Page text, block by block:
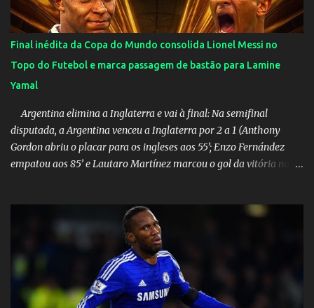
capital do Amazonas. "Fui até o local onde seria o show, divulguei
e no dia seguinte foi feita a live que eu não pude ir, porque estava
me sentindo mal", explicou Huma. A notícia da separação de
Gusttavo Lima e Andressa Suita foi divulgada no dia 9 de outubro.
A relação chegou ao fim após cinco anos e houve rumores de uma
suposta traição do canto...
Final inédita da Copa do Mundo consolida Lionel Messi no
Topo do Futebol e marca passagem de bastão para Lamine
Yamal
Argentina elimina a Inglaterra e vai à final: Na semifinal
disputada, a Argentina venceu a Inglaterra por 2 a 1 (Anthony
Gordon abriu o placar para os ingleses aos 55’; Enzo Fernández
empatou aos 85’ e Lautaro Martínez marcou o gol da vitória nos
Inglaterra durante o jogo.